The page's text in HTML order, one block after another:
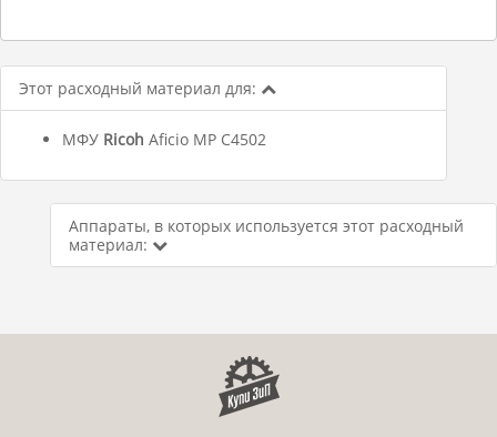
Этот расходный материал для:
МФУ Ricoh Aficio MP C4502
Аппараты, в которых используется этот расходный
материал: